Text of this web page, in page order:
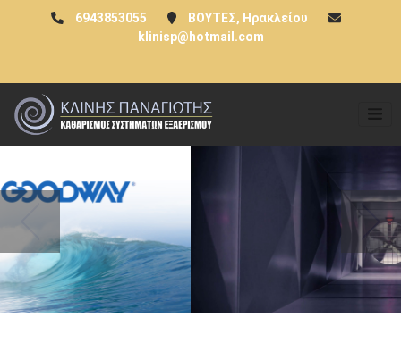
6943853055
ΒΟΥΤΕΣ, Ηρακλείου
klinisp@hotmail.com
Previous Next